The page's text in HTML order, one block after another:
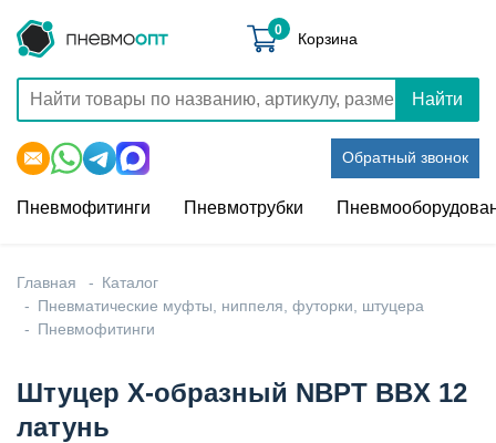
Найти
Обратный звонок
0 Корзина
Пневмофитинги Пневмотрубки
Главная
Каталог
Пневматические муфты, ниппеля, футорки, штуцера
Пневмофитинги
Штуцер X-образный NBPT BBX 12
латунь